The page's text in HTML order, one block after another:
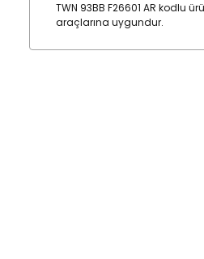
TWN 93BB F26601 AR kodlu
araçlarına uygundur.